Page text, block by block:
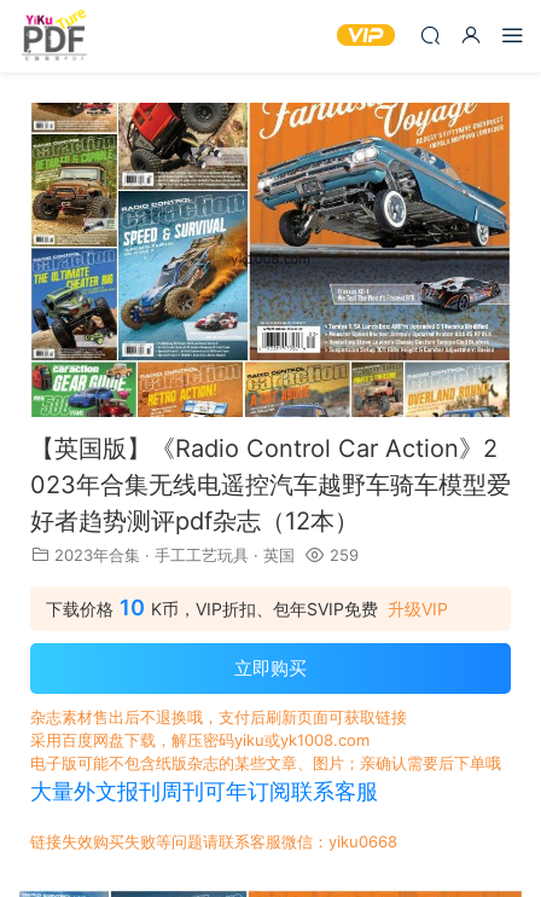
【英国版】《Radio Control Car Action》2
023年合集无线电遥控汽车越野车骑车模型爱
好者趋势测评pdf杂志（12本）
2023年合集 · 手工工艺玩具 · 英国 259
下载价格 10 K币，VIP折扣、包年SVIP免费 升级VIP
立即购买
杂志素材售出后不退换哦，支付后刷新页面可获取链接
采用百度网盘下载，解压密码yiku或yk1008.com
电子版可能不包含纸版杂志的某些文章、图片；亲确认需要后下单哦
大量外文报刊周刊可年订阅联系客服
链接失效购买失败等问题请联系客服微信：yiku0668